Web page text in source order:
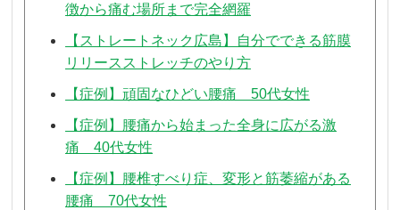
徴から痛む場所まで完全網羅
【ストレートネック広島】自分でできる筋膜
リリースストレッチのやり方
【症例】頑固なひどい腰痛 50代女性
【症例】腰痛から始まった全身に広がる激
痛 40代女性
【症例】腰椎すべり症、変形と筋萎縮がある
腰痛 70代女性